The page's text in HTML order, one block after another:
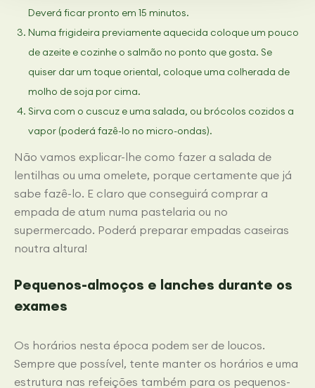
Deverá ficar pronto em 15 minutos.
Numa frigideira previamente aquecida coloque um pouco
de azeite e cozinhe o salmão no ponto que gosta. Se
quiser dar um toque oriental, coloque uma colherada de
molho de soja por cima.
Sirva com o cuscuz e uma salada, ou brócolos cozidos a
vapor (poderá fazê-lo no micro-ondas).
Não vamos explicar-lhe como fazer a salada de
lentilhas ou uma omelete, porque certamente que já
sabe fazê-lo. E claro que conseguirá comprar a
empada de atum numa pastelaria ou no
supermercado. Poderá preparar empadas caseiras
noutra altura!
Pequenos-almoços e lanches durante os
exames
Os horários nesta época podem ser de loucos.
Sempre que possível, tente manter os horários e uma
estrutura nas refeições também para os pequenos-